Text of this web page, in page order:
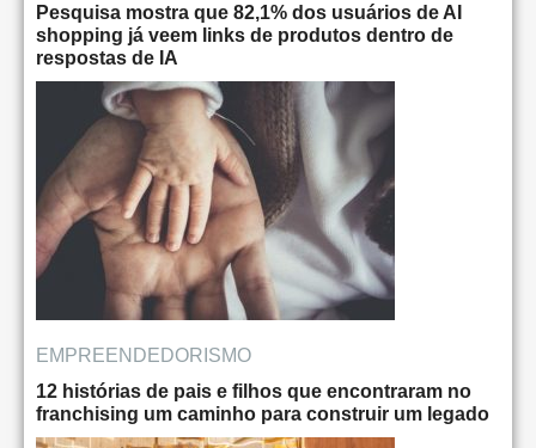
Pesquisa mostra que 82,1% dos usuários de AI
shopping já veem links de produtos dentro de
respostas de IA
EMPREENDEDORISMO
12 histórias de pais e filhos que encontraram no
franchising um caminho para construir um legado